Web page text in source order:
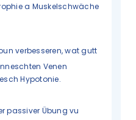
a Muskelschwäche
verbesseren, wat gutt
Venen
Hypotonie.
passiver Übung vu